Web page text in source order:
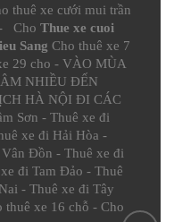
thuê xe cưới mui trần
Cho Thue xe cuoi
Sang Cho thuê xe 7
29 cho - VÀO MÙA
NHIỀU ĐẾN
HÀ NỘI ĐI CÁC
Sơn - Thuê xe đi
xe đi Hải Hòa -
Đồn - Thuê xe đi
đi Tam Đảo - Thuê
- Thuê xe đi Tây
thuê xe 16 chỗ - Cho